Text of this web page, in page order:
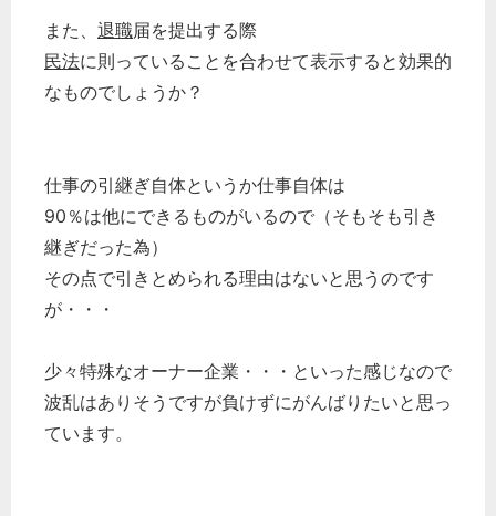
また、 退職届を提出する際
民法に則っていることを合わせて表示すると効果的
なものでしょうか？
仕事の引継ぎ自体というか仕事自体は
90％は他にできるものがいるので（そもそも引き
継ぎだった為）
その点で引きとめられる理由はないと思うのです
が・・・
少々特殊なオーナー企業・・・といった感じなので
波乱はありそうですが負けずにがんばりたいと思っ
ています。